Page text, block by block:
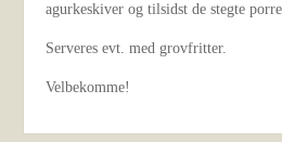
agurkeskiver og tilsidst de stegte
Serveres evt. med grovfritter.
Velbekomme!